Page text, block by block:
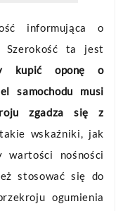
informująca o
Szerokość ta jest
kupić oponę o
samochodu musi
zgadza się z
wskaźniki, jak
wartości nośności
stosować się do
ogumienia